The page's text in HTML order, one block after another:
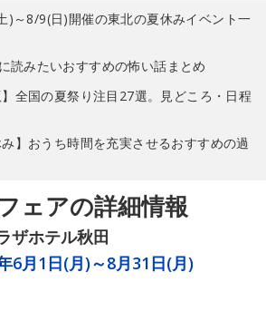
)～8/9(日)開催の東北の夏休みイベント一
読みたいおすすめの怖い話まとめ
】全国の夏祭り注目27選。見どころ・日程
み】おうち時間を充実させるおすすめの過
ェアの詳細情報
ザホテル秋田
6月1日(月)～8月31日(月)